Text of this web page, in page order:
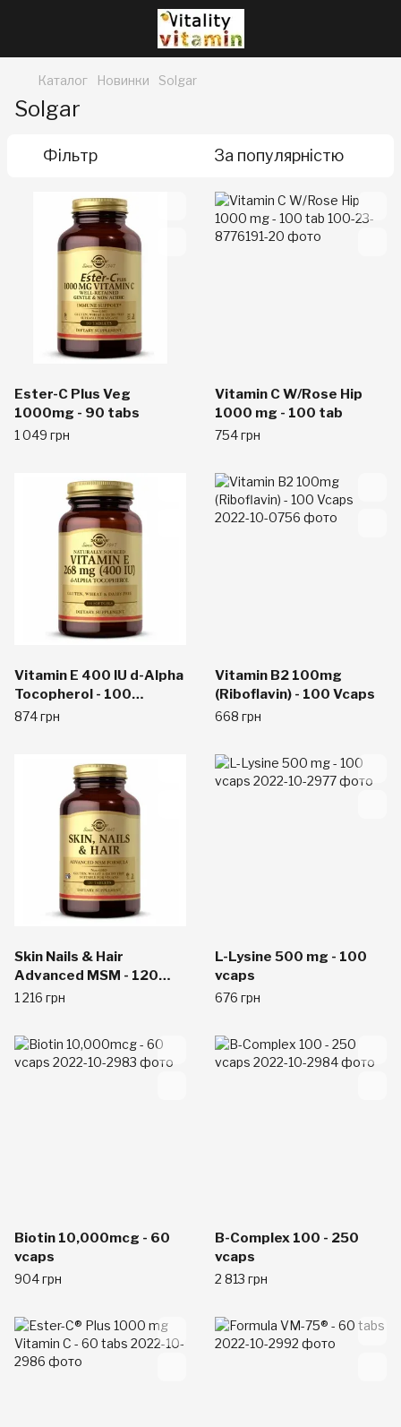
Каталог Новинки Solgar
Solgar
Фільтр За популярністю
Ester-C Plus Veg
1000mg - 90 tabs
1 049 грн
Vitamin C W/Rose Hip
1000 mg - 100 tab
754 грн
Vitamin E 400 IU d-Alpha
Tocopherol - 100
Softgels
874 грн
Vitamin B2 100mg
(Riboflavin) - 100 Vcaps
668 грн
Skin Nails & Hair
Advanced MSM - 120
tabs
1 216 грн
L-Lysine 500 mg - 100
vcaps
676 грн
Biotin 10,000mcg - 60
vcaps
904 грн
B-Complex 100 - 250
vcaps
2 813 грн